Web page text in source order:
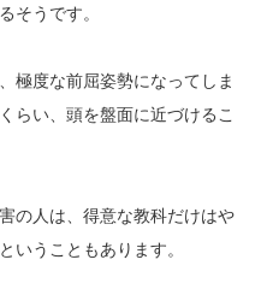
そうです。
極度な前屈姿勢になってしま
らい、頭を盤面に近づけるこ
の人は、得意な教科だけはや
いうこともあります。